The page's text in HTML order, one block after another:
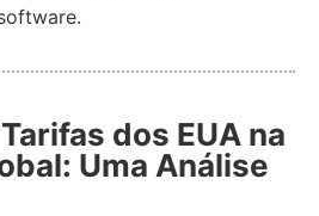
dos EUA na
Uma Análise